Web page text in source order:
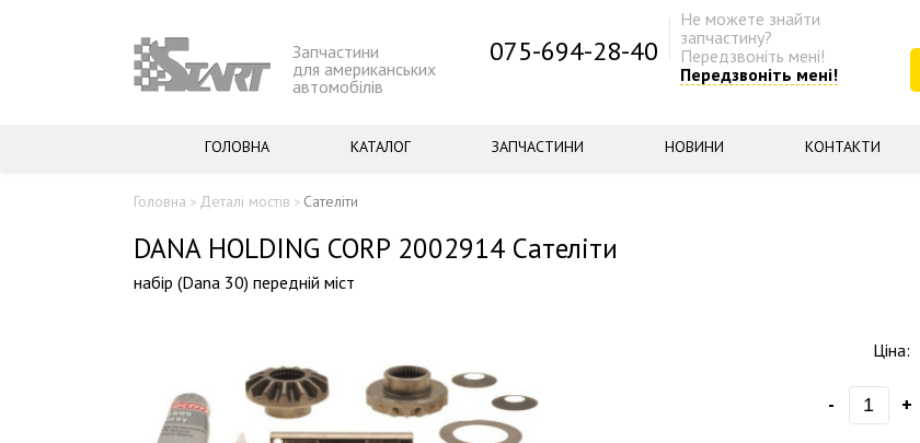
Запчастини
для американських
автомобілів
075-694-28-40
Не можете знайти
запчастину?
Передзвоніть мені!
Передзвоніть мені!
ГОЛОВНА КАТАЛОГ ЗАПЧАСТИНИ НОВИНИ КОНТАКТИ
Головна > Деталі мостів > Сателіти
DANA HOLDING CORP 2002914 Сателіти
набір (Dana 30) передній міст
Ціна:
- +